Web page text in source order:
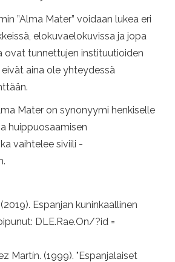
”Alma Mater” voidaan lukea eri
elokuvaelokuvissa ja jopa
ovat tunnettujen instituutioiden
aina ole yhteydessä
Mater on synonyymi henkiselle
huippuosaamisen
vaihtelee siviili -
Espanjan kuninkaallinen
DLE.Rae.On/?id =
Martín. (1999). "Espanjalaiset